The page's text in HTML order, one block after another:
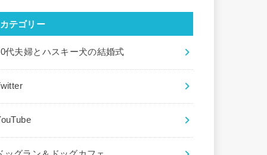
カテゴリー
代夫婦とハスキー犬の結婚式